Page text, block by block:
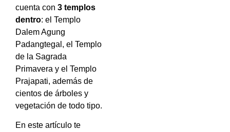
cuenta con 3 templos
dentro: el Templo
Dalem Agung
Padangtegal, el Templo
de la Sagrada
Primavera y el Templo
Prajapati, además de
cientos de árboles y
vegetación de todo tipo.
En este artículo te